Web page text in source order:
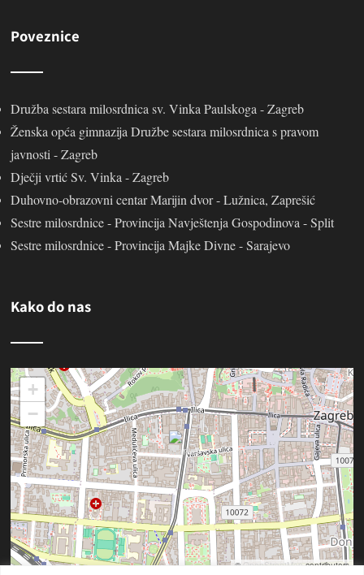
Poveznice
Družba sestara milosrdnica sv. Vinka Paulskoga - Zagreb
Ženska opća gimnazija Družbe sestara milosrdnica s pravom
javnosti - Zagreb
Dječji vrtić Sv. Vinka - Zagreb
Duhovno-obrazovni centar Marijin dvor - Lužnica, Zaprešić
Sestre milosrdnice - Provincija Navještenja Gospodinova - Split
Sestre milosrdnice - Provincija Majke Divne - Sarajevo
Kako do nas
+
−
©OpenStreetMapcontributors